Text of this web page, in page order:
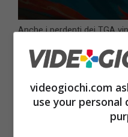
Anche i perdenti dei TGA
Come succede con
battono per ricevere
dell’anno, altri
o
videogiochi.com
use your